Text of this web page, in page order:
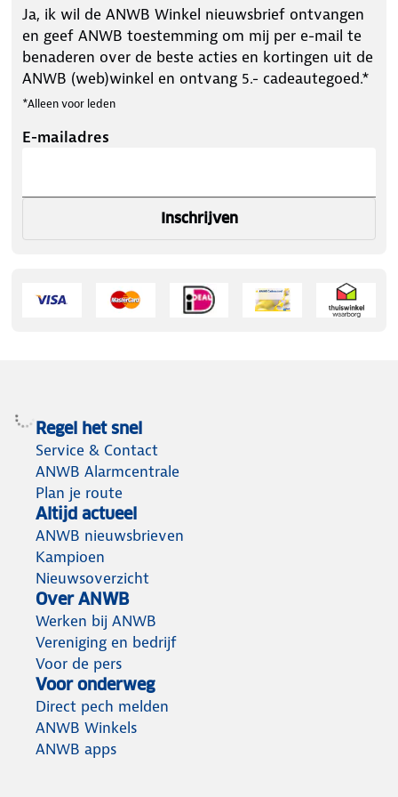
Ja, ik wil de ANWB Winkel nieuwsbrief ontvangen
en geef ANWB toestemming om mij per e-mail te
benaderen over de beste acties en kortingen uit de
ANWB (web)winkel en ontvang 5.- cadeautegoed.*
*Alleen voor leden
E-mailadres
Inschrijven
Regel het snel
Service & Contact
ANWB Alarmcentrale
Plan je route
Altijd actueel
ANWB nieuwsbrieven
Kampioen
Nieuwsoverzicht
Over ANWB
Werken bij ANWB
Vereniging en bedrijf
Voor de pers
Voor onderweg
Direct pech melden
ANWB Winkels
ANWB apps